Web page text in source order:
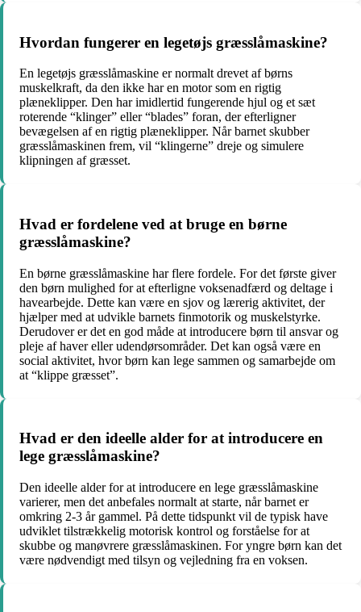
Hvordan fungerer en legetøjs græsslåmaskine?
En legetøjs græsslåmaskine er normalt drevet af børns
muskelkraft, da den ikke har en motor som en rigtig
plæneklipper. Den har imidlertid fungerende hjul og et sæt
roterende “klinger” eller “blades” foran, der efterligner
bevægelsen af en rigtig plæneklipper. Når barnet skubber
græsslåmaskinen frem, vil “klingerne” dreje og simulere
klipningen af græsset.
Hvad er fordelene ved at bruge en børne
græsslåmaskine?
En børne græsslåmaskine har flere fordele. For det første giver
den børn mulighed for at efterligne voksenadfærd og deltage i
havearbejde. Dette kan være en sjov og lærerig aktivitet, der
hjælper med at udvikle barnets finmotorik og muskelstyrke.
Derudover er det en god måde at introducere børn til ansvar og
pleje af haver eller udendørsområder. Det kan også være en
social aktivitet, hvor børn kan lege sammen og samarbejde om
at “klippe græsset”.
Hvad er den ideelle alder for at introducere en
lege græsslåmaskine?
Den ideelle alder for at introducere en lege græsslåmaskine
varierer, men det anbefales normalt at starte, når barnet er
omkring 2-3 år gammel. På dette tidspunkt vil de typisk have
udviklet tilstrækkelig motorisk kontrol og forståelse for at
skubbe og manøvrere græsslåmaskinen. For yngre børn kan det
være nødvendigt med tilsyn og vejledning fra en voksen.